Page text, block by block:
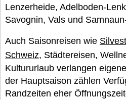
Lenzerheide, Adelboden-
Savognin, Vals und
Auch Saisonreisen wie
Schweiz, Städtereisen,
Kultururlaub verlangen
der Hauptsaison zählen
Randzeiten eher